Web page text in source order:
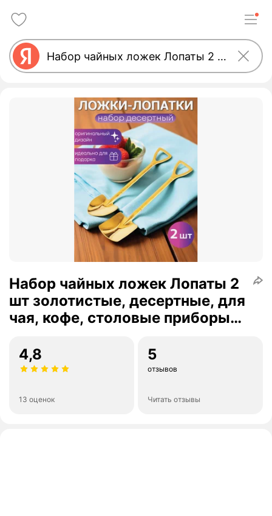
Набор чайных ложек Лопаты 2
шт золотистые, десертные, для
чая, кофе, столовые приборы
4,8
13 оценок
5
отзывов
Читать отзывы